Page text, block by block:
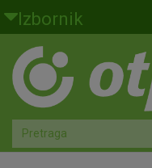
Skoči na glavni sadržaj
Izbornik
Građani
Privatno bankarstvo
Agro